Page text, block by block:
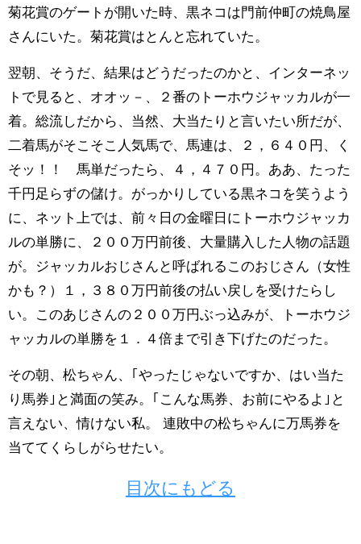
菊花賞のゲートが開いた時、黒ネコは門前仲町の焼鳥屋
さんにいた。菊花賞はとんと忘れていた。
翌朝、そうだ、結果はどうだったのかと、インターネッ
トで見ると、オオッ－、２番のトーホウジャッカルが一
着。総流しだから、当然、大当たりと言いたい所だが、
二着馬がそこそこ人気馬で、馬連は、２，６４０円、く
そッ！！ 馬単だったら、４，４７０円。ああ、たった
千円足らずの儲け。がっかりしている黒ネコを笑うよう
に、ネット上では、前々日の金曜日にトーホウジャッカ
ルの単勝に、２００万円前後、大量購入した人物の話題
が。ジャッカルおじさんと呼ばれるこのおじさん（女性
かも？）１，３８０万円前後の払い戻しを受けたらし
い。このあじさんの２００万円ぶっ込みが、トーホウジ
ャッカルの単勝を１．４倍まで引き下げたのだった。
その朝、松ちゃん、｢やったじゃないですか、はい当た
り馬券｣と満面の笑み。｢こんな馬券、お前にやるよ｣と
言えない、情けない私。 連敗中の松ちゃんに万馬券を
当ててくらしがらせたい。
目次にもどる